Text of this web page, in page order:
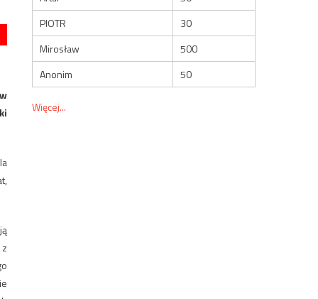
PIOTR
30
Mirosław
500
Anonim
50
Więcej...